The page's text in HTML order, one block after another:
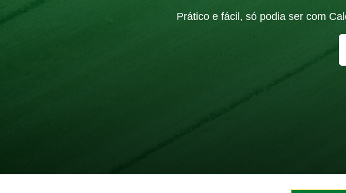
Prático e fácil, só podia ser com